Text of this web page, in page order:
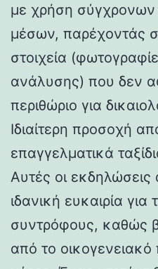
με χρήση σύγχρονων
μέσων, παρέχοντάς
στοιχεία
ανάλυσης) που δεν
περιθώριο για
Ιδιαίτερη προσοχή
επαγγελματικά
Αυτές οι
ιδανική ευκαιρία για
συντρόφους, καθώς
από το οικογενειακό